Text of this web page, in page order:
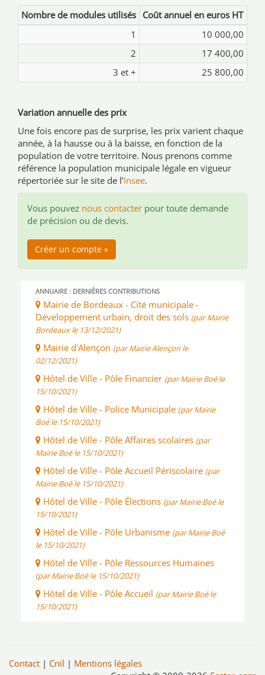
Nombre de modules utilisés Coût annuel en euros HT
1
10 000,00
2
17 400,00
3 et +
25 800,00
Variation annuelle des prix
Une fois encore pas de surprise, les prix varient chaque
année, à la hausse ou à la baisse, en fonction de la
population de votre territoire. Nous prenons comme
référence la population municipale légale en vigueur
répertoriée sur le site de l’Insee.
Vous pouvez nous contacter pour toute demande
de précision ou de devis.
Créer un compte »
ANNUAIRE : DERNIÈRES CONTRIBUTIONS
Mairie de Bordeaux - Cité municipale -
Développement urbain, droit des sols (par Mairie
Bordeaux le 13/12/2021)
Mairie d'Alençon (par Mairie Alençon le
02/12/2021)
Hôtel de Ville - Pôle Financier (par Mairie Boé le
15/10/2021)
Hôtel de Ville - Police Municipale (par Mairie
Boé le 15/10/2021)
Hôtel de Ville - Pôle Affaires scolaires (par
Mairie Boé le 15/10/2021)
Hôtel de Ville - Pôle Accueil Périscolaire (par
Mairie Boé le 15/10/2021)
Hôtel de Ville - Pôle Élections (par Mairie Boé le
15/10/2021)
Hôtel de Ville - Pôle Urbanisme (par Mairie Boé
le 15/10/2021)
Hôtel de Ville - Pôle Ressources Humaines
(par Mairie Boé le 15/10/2021)
Hôtel de Ville - Pôle Accueil (par Mairie Boé le
15/10/2021)
Contact | Cnil | Mentions légales